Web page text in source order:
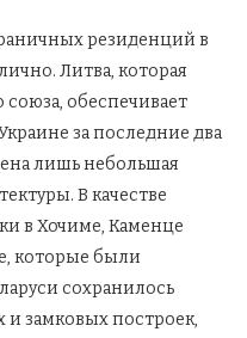
резиденций в
Литва, которая
союза, обеспечивает
за последние два
лишь небольшая
В качестве
в Хочиме, Каменце
которые были
сохранилось
замковых построек,